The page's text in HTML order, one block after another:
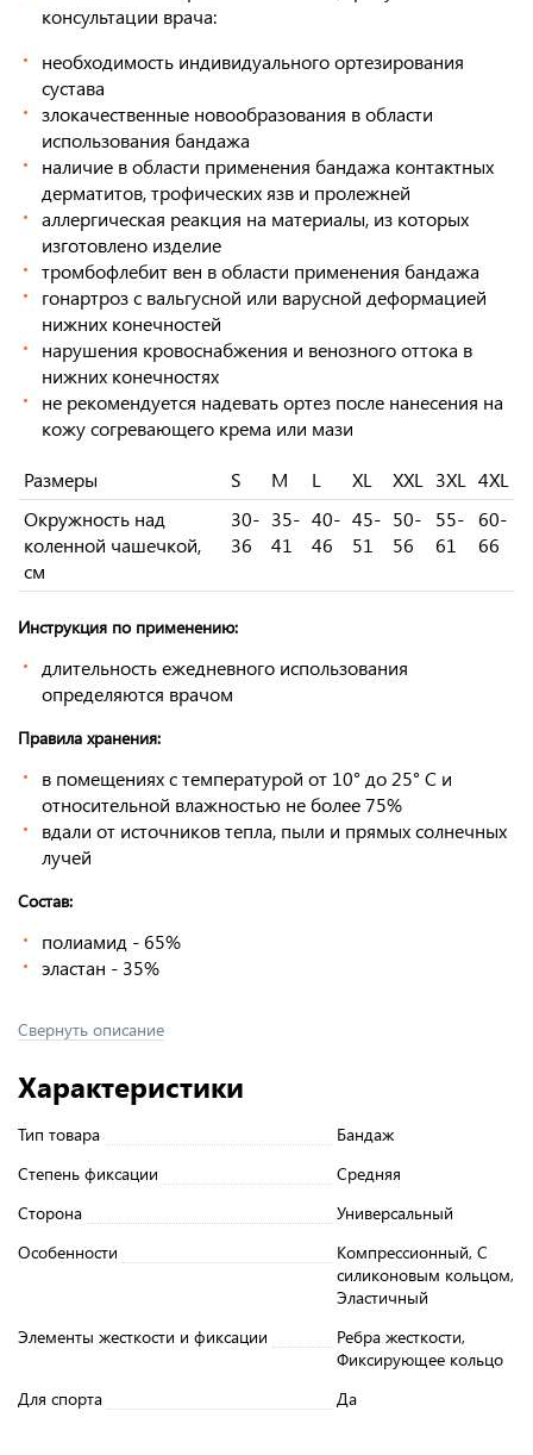
консультации врача:
необходимость индивидуального ортезирования
сустава
злокачественные новообразования в области
использования бандажа
наличие в области применения бандажа контактных
дерматитов, трофических язв и пролежней
аллергическая реакция на материалы, из которых
изготовлено изделие
тромбофлебит вен в области применения бандажа
гонартроз с вальгусной или варусной деформацией
нижних конечностей
нарушения кровоснабжения и венозного оттока в
нижних конечностях
не рекомендуется надевать ортез после нанесения на
кожу согревающего крема или мази
Размеры S M L XL XXL 3XL
4XL
Окружность над
коленной чашечкой,
см
30-
36
35-
41
40-
46
45-
51
50-
56
55-
61
60-
66
Инструкция по применению:
длительность ежедневного использования
определяются врачом
Правила хранения:
в помещениях с температурой от 10° до 25° С и
относительной влажностью не более 75%
вдали от источников тепла, пыли и прямых солнечных
лучей
Состав:
полиамид - 65%
эластан - 35%
Свернуть описание
Характеристики
Тип товара
Бандаж
Степень фиксации
Средняя
Сторона
Универсальный
Особенности
Компрессионный, С
силиконовым кольцом,
Эластичный
Элементы жесткости и фиксации
Ребра жесткости,
Фиксирующее кольцо
Для спорта
Да